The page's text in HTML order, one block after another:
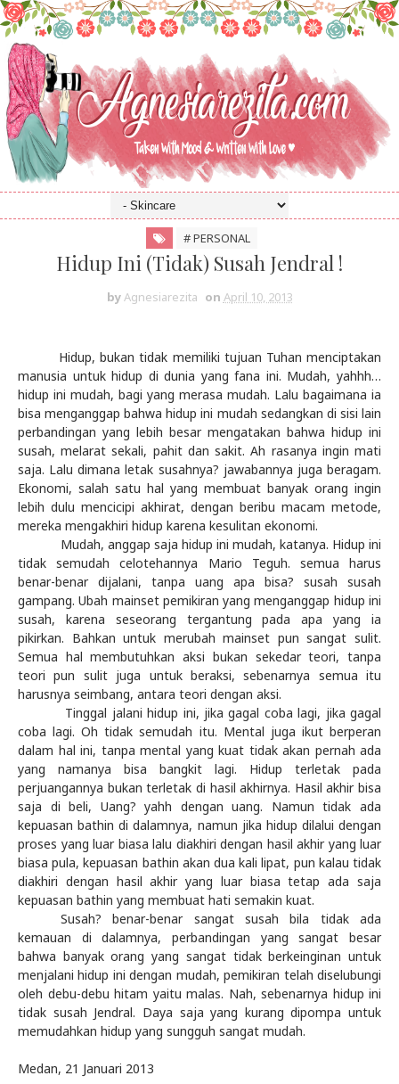
# PERSONAL
Hidup Ini (Tidak) Susah Jendral !
byAgnesiarezita on April 10, 2013
Hidup, bukan tidak memiliki tujuan Tuhan menciptakan
manusia untuk hidup di dunia yang fana ini. Mudah, yahhh…
hidup ini mudah, bagi yang merasa mudah. Lalu bagaimana ia
bisa menganggap bahwa hidup ini mudah sedangkan di sisi lain
perbandingan yang lebih besar mengatakan bahwa hidup ini
susah, melarat sekali, pahit dan sakit. Ah rasanya ingin mati
saja. Lalu dimana letak susahnya? jawabannya juga beragam.
Ekonomi, salah satu hal yang membuat banyak orang ingin
lebih dulu mencicipi akhirat, dengan beribu macam metode,
mereka mengakhiri hidup karena kesulitan ekonomi.
Mudah, anggap saja hidup ini mudah, katanya. Hidup ini
tidak semudah celotehannya Mario Teguh. semua harus
benar-benar dijalani, tanpa uang apa bisa? susah susah
gampang. Ubah mainset pemikiran yang menganggap hidup ini
susah, karena seseorang tergantung pada apa yang ia
pikirkan. Bahkan untuk merubah mainset pun sangat sulit.
Semua hal membutuhkan aksi bukan sekedar teori, tanpa
teori pun sulit juga untuk beraksi, sebenarnya semua itu
harusnya seimbang, antara teori dengan aksi.
Tinggal jalani hidup ini, jika gagal coba lagi, jika gagal
coba lagi. Oh tidak semudah itu. Mental juga ikut berperan
dalam hal ini, tanpa mental yang kuat tidak akan pernah ada
yang namanya bisa bangkit lagi. Hidup terletak pada
perjuangannya bukan terletak di hasil akhirnya. Hasil akhir bisa
saja di beli, Uang? yahh dengan uang. Namun tidak ada
kepuasan bathin di dalamnya, namun jika hidup dilalui dengan
proses yang luar biasa lalu diakhiri dengan hasil akhir yang luar
biasa pula, kepuasan bathin akan dua kali lipat, pun kalau tidak
diakhiri dengan hasil akhir yang luar biasa tetap ada saja
kepuasan bathin yang membuat hati semakin kuat.
Susah? benar-benar sangat susah bila tidak ada
kemauan di dalamnya, perbandingan yang sangat besar
bahwa banyak orang yang sangat tidak berkeinginan untuk
menjalani hidup ini dengan mudah, pemikiran telah diselubungi
oleh debu-debu hitam yaitu malas. Nah, sebenarnya hidup ini
tidak susah Jendral. Daya saja yang kurang dipompa untuk
memudahkan hidup yang sungguh sangat mudah.
Medan, 21 Januari 2013